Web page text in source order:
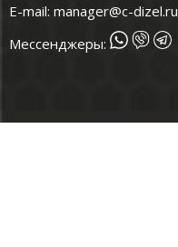
E-mail: manager@c-dizel.ru
Мессенджеры: